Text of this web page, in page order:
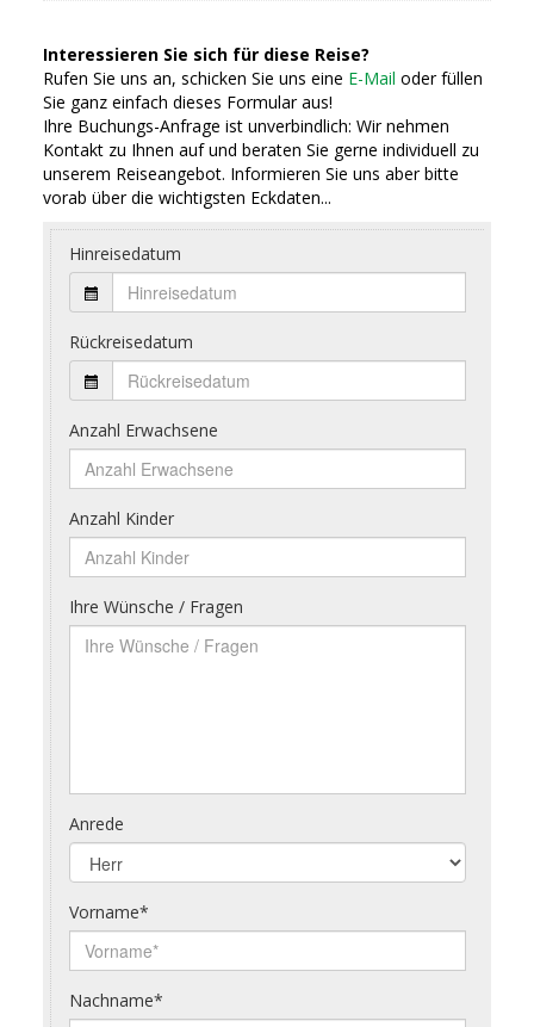
Interessieren Sie sich für diese Reise?
Rufen Sie uns an, schicken Sie uns eine E-Mail oder füllen
Sie ganz einfach dieses Formular aus!
Ihre Buchungs-Anfrage ist unverbindlich: Wir nehmen
Kontakt zu Ihnen auf und beraten Sie gerne individuell zu
unserem Reiseangebot. Informieren Sie uns aber bitte
vorab über die wichtigsten Eckdaten...